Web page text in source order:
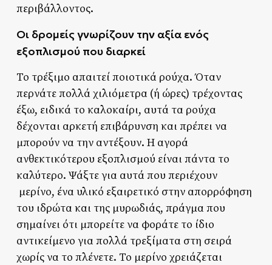
περιβάλλοντος.
Οι δρομείς γνωρίζουν την αξία ενός
εξοπλισμού που διαρκεί
Το τρέξιμο απαιτεί ποιοτικά ρούχα. Όταν
περνάτε πολλά χιλιόμετρα (ή ώρες) τρέχοντας
έξω, ειδικά το καλοκαίρι, αυτά τα ρούχα
δέχονται αρκετή επιβάρυνση και πρέπει να
μπορούν να την αντέξουν. Η αγορά
ανθεκτικότερου εξοπλισμού είναι πάντα το
καλύτερο. Ψάξτε για αυτά που περιέχουν
μερίνο, ένα υλικό εξαιρετικό στην απορρόφηση
του ιδρώτα και της μυρωδιάς, πράγμα που
σημαίνει ότι μπορείτε να φοράτε το ίδιο
αντικείμενο για πολλά τρεξίματα στη σειρά
χωρίς να το πλένετε. Το μερίνο χρειάζεται